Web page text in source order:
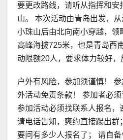
要更改路线，请听从指挥和安
山。 本次活动由青岛出发，
小珠山后由北向南小穿越，领
高峰海拔725米，也是青岛西
动限额20人，要求体力较好，
户外有风险，参加须谨慎！
外活动免责条款！ 参加者必须
参加活动必须找联系人报名，
请电话告知，爽约直接踢出群
要问有多少人报名了； 请自